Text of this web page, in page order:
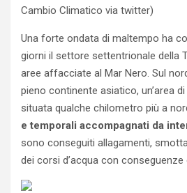
Una forte ondata di maltempo ha
giorni il settore settentrionale della
aree affacciate al Mar Nero. Sul
pieno continente asiatico, un’area
situata qualche chilometro più a
e temporali accompagnati da
sono conseguiti allagamenti,
dei corsi d’acqua con conseguenze